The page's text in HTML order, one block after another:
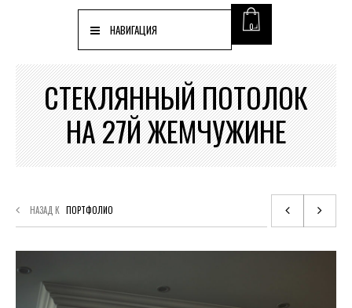
0
НАВИГАЦИЯ
СТЕКЛЯННЫЙ ПОТОЛОК
НА 27Й ЖЕМЧУЖИНЕ
НАЗАД К ПОРТФОЛИО